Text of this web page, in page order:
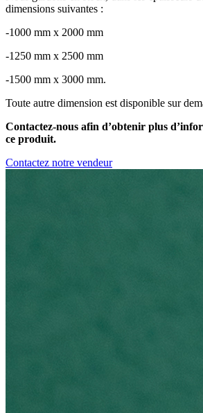
dimensions suivantes :
-1000 mm x 2000 mm
-1250 mm x 2500 mm
-1500 mm x 3000 mm.
Toute autre dimension est disponible sur
Contactez-nous afin d’obtenir plus
ce produit.
Contactez notre vendeur